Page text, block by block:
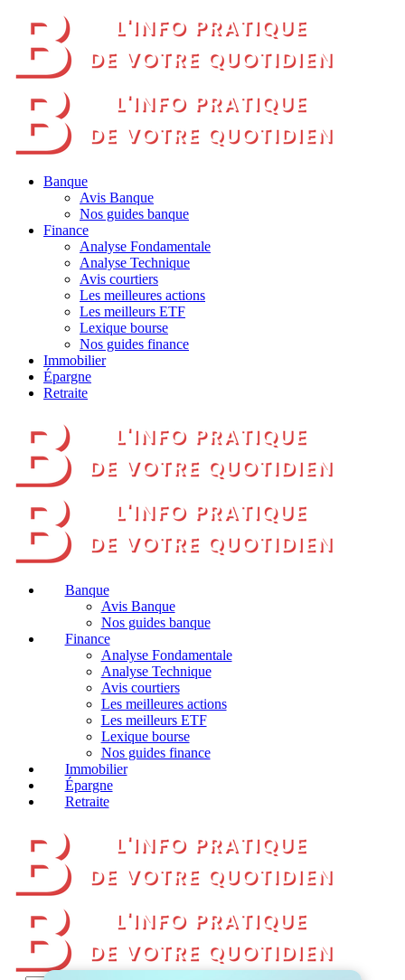
Banque
Avis Banque
Nos guides banque
Finance
Analyse Fondamentale
Analyse Technique
Avis courtiers
Les meilleures actions
Les meilleurs ETF
Lexique bourse
Nos guides finance
Immobilier
Épargne
Retraite
Banque
Avis Banque
Nos guides banque
Finance
Analyse Fondamentale
Analyse Technique
Avis courtiers
Les meilleures actions
Les meilleurs ETF
Lexique bourse
Nos guides finance
Immobilier
Épargne
Retraite